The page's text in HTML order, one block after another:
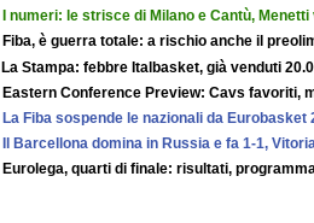
I numeri: le strisce di Milano e Cantù,
Fiba, è guerra totale: a rischio anche il
La Stampa: febbre Italbasket, già venduti
Eastern Conference Preview: Cavs favoriti,
La Fiba sospende le nazionali da
Il Barcellona domina in Russia e fa 1-1,
Eurolega, quarti di finale: risultati,